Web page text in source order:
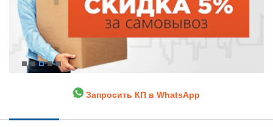
Запросить КП в WhatsApp